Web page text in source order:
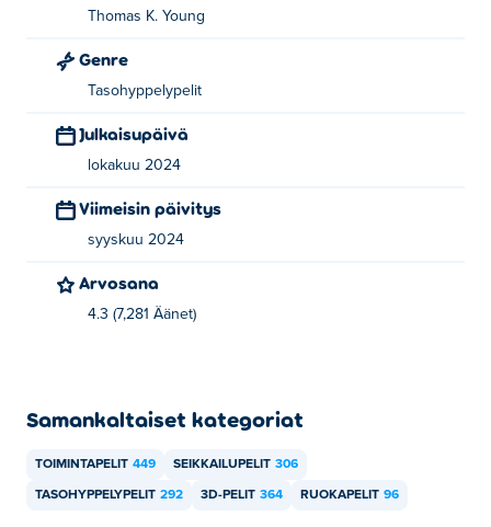
Uudessa-Seelannissa. Pelaa heidän muita pelejään Poki:
Fowlst 2
Thomas K. Young
Genre
Tasohyppelypelit
Julkaisupäivä
lokakuu 2024
Viimeisin päivitys
syyskuu 2024
Arvosana
4.3 (7,281 Äänet)
Samankaltaiset kategoriat
TOIMINTAPELIT 449 SEIKKAILUPELIT 306
TASOHYPPELYPELIT 292 3D-PELIT 364 RUOKAPELIT 96